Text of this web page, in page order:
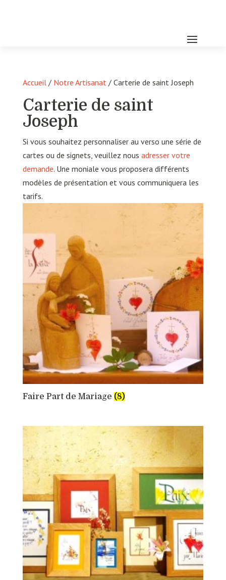
Accueil/ Notre Artisanat/ Carterie de saint Joseph
Carterie de saint
Joseph
Si vous souhaitez personnaliser au verso une série de
cartes ou de signets, veuillez nous adresser votre
demande. Une moniale vous proposera différents
modèles de présentation et vous communiquera les
tarifs.
Faire Part de Mariage (8)